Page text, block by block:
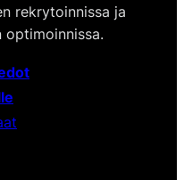
rekrytoinnissa ja
optimoinnissa.